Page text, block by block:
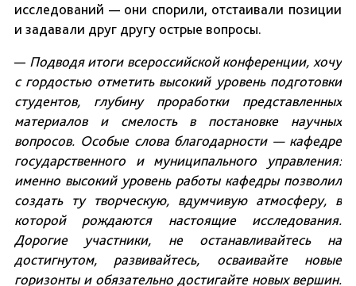
исследований — они спорили, отстаивали позиции
и задавали друг другу острые вопросы.
— Подводя итоги всероссийской конференции, хочу
с гордостью отметить высокий уровень подготовки
студентов, глубину проработки представленных
материалов и смелость в постановке научных
вопросов. Особые слова благодарности — кафедре
государственного и муниципального управления:
именно высокий уровень работы кафедры позволил
создать ту творческую, вдумчивую атмосферу, в
которой рождаются настоящие исследования.
Дорогие участники, не останавливайтесь на
достигнутом, развивайтесь, осваивайте новые
горизонты и обязательно достигайте новых вершин.